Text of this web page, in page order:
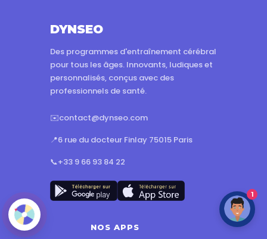
DYNSEO
Des programmes d'entraînement cérébral
pour tous les âges. Innovants, ludiques et
personnalisés, conçus avec des
professionnels de santé.
✉️contact@dynseo.com
📍6 rue du docteur Finlay 75015 Paris
📞+33 9 66 93 84 22
NOS APPS
1